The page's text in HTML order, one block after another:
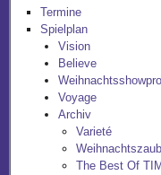
Termine
Spielplan
Vision
Believe
Voyage
Archiv
Varieté
The Best Of